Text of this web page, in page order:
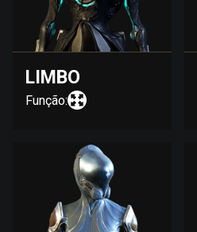
LIMBO
Função: